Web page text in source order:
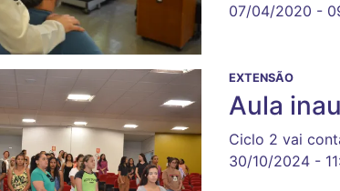
07/04/2020 -
EXTENSÃO
Aula
Ciclo 2 vai
30/10/2024 -